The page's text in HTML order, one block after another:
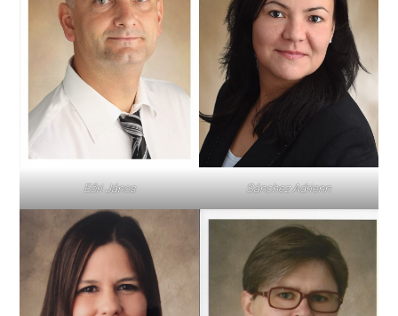
Eőri János Sánchez Adrienn